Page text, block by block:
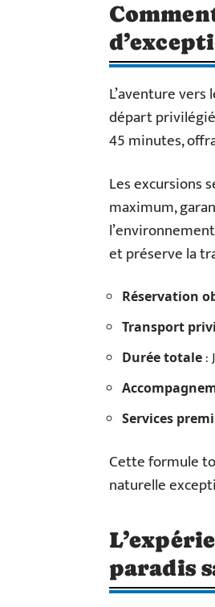
L’aventure
départ
45 minutes,
Les excursions
maximum,
et préserve la
Réservation
Transport
Durée totale :
Services
Cette formule
naturelle
paradis